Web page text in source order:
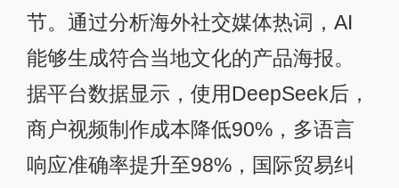
节。通过分析海外社交媒体热词，AI
能够生成符合当地文化的产品海报。
据平台数据显示，使用DeepSeek后，
商户视频制作成本降低90%，多语言
响应准确率提升至98%，国际贸易纠